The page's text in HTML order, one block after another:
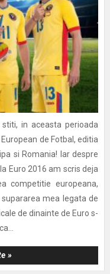
stiti, in aceasta perioada
de Fotbal, editia
si Romania! Iar despre
Euro 2016 am scris deja
competitie europeana,
mea legata de
de dinainte de Euro s-
»